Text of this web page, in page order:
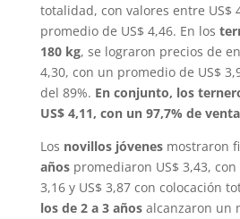
totalidad, con valores entre US$
promedio de US$ 4,46. En los
180 kg, se lograron precios de
4,30, con un promedio de US$
del 89%. En conjunto, los
US$ 4,11, con un 97,7% de
Los novillos jóvenesmostraron
añospromediaron US$ 3,43, con
3,16 y US$ 3,87 con colocación
los de 2 a 3 añosalcanzaron un